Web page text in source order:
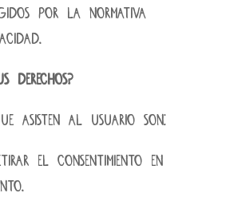
por la normativa
derechos?
asisten al USUARIO son:
el consentimiento en